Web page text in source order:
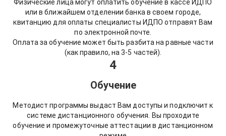
Физические лица могут оплатить обучение в кассе ИДПО
или в ближайшем отделении банка в своем городе,
квитанцию для оплаты специалисты ИДПО отправят Вам
по электронной почте.
Оплата за обучение может быть разбита на равные части
(как правило, на 3-5 частей).
4
Обучение
Методист программы выдаст Вам доступы и подключит к
системе дистанционного обучения. Вы проходите
обучение и промежуточные аттестации в дистанционном